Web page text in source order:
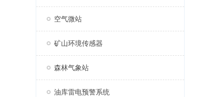
空气微站
矿山环境传感器
森林气象站
油库雷电预警系统